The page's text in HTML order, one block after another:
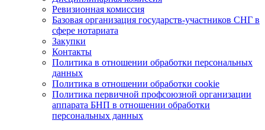
Ревизионная комиссия
Базовая организация государств-участников СНГ в
сфере нотариата
Закупки
Контакты
Политика в отношении обработки персональных
данных
Политика в отношении обработки cookie
Политика первичной профсоюзной организации
аппарата БНП в отношении обработки
персональных данных